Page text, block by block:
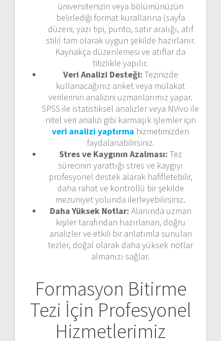
üniversitenizin veya bölümünüzün
belirlediği format kurallarına (sayfa
düzeni, yazı tipi, punto, satır aralığı, atıf
stili) tam olarak uygun şekilde hazırlanır.
Kaynakça düzenlemesi ve atıflar da
titizlikle yapılır.
Veri Analizi Desteği: Tezinizde
kullanacağınız anket veya mülakat
verilerinin analizini uzmanlarımız yapar.
SPSS ile istatistiksel analizler veya NVivo ile
nitel veri analizi gibi karmaşık işlemler için
veri analizi yaptırma hizmetimizden
faydalanabilirsiniz.
Stres ve Kaygının Azalması: Tez
sürecinin yarattığı stres ve kaygıyı
profesyonel destek alarak hafifletebilir,
daha rahat ve kontrollü bir şekilde
mezuniyet yolunda ilerleyebilirsiniz.
Daha Yüksek Notlar: Alanında uzman
kişiler tarafından hazırlanan, doğru
analizler ve etkili bir anlatımla sunulan
tezler, doğal olarak daha yüksek notlar
almanızı sağlar.
Formasyon Bitirme
Tezi İçin Profesyonel
Hizmetlerimiz